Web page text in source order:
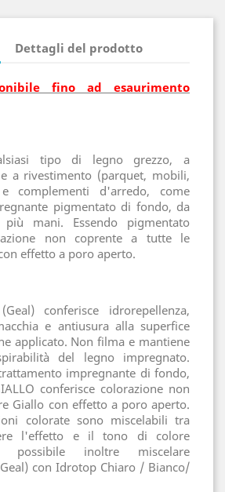
Dettagli del prodotto
fino ad esaurimento
tipo di legno grezzo, a
a rivestimento (parquet, mobili,
complementi d'arredo, come
pigmentato di fondo, da
mani. Essendo pigmentato
non coprente a tutte le
effetto a poro aperto.
conferisce idrorepellenza,
e antiusura alla superfice
applicato. Non filma e mantiene
del legno impregnato.
impregnante di fondo,
conferisce colorazione non
Giallo con effetto a poro aperto.
colorate sono miscelabili tra
l'effetto e il tono di colore
possibile inoltre miscelare
con Idrotop Chiaro / Bianco/